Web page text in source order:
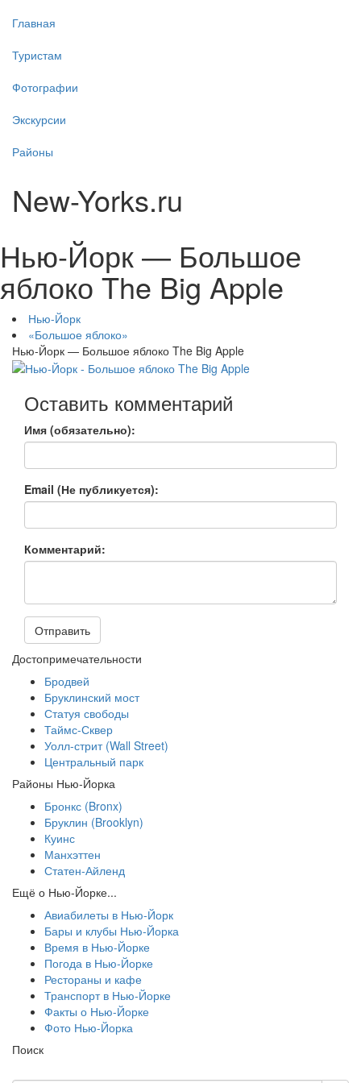
Главная
Туристам
Фотографии
Экскурсии
Районы
New-Yorks.ru
Нью-Йорк — Большое
яблоко The Big Apple
Нью-Йорк
«Большое яблоко»
Нью-Йорк — Большое яблоко The Big Apple
Оставить комментарий
Имя (обязательно):
Email (Не публикуется):
Комментарий:
Отправить
Достопримечательности
Бродвей
Бруклинский мост
Статуя свободы
Таймс-Сквер
Уолл-стрит (Wall Street)
Центральный парк
Районы Нью-Йорка
Бронкс (Bronx)
Бруклин (Brooklyn)
Куинс
Манхэттен
Статен-Айленд
Ещё о Нью-Йорке...
Авиабилеты в Нью-Йорк
Бары и клубы Нью-Йорка
Время в Нью-Йорке
Погода в Нью-Йорке
Рестораны и кафе
Транспорт в Нью-Йорке
Факты о Нью-Йорке
Фото Нью-Йорка
Поиск